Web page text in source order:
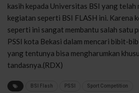
kasih kepada Universitas BSI yang telah
kegiatan seperti BSI FLASH ini. Karena
seperti ini sangat membantu salah satu
PSSI kota Bekasi dalam mencari bibit-
yang tentunya bisa mengharumkan
tandasnya.(RDX)
BSI Flash PSSI Sport Competition